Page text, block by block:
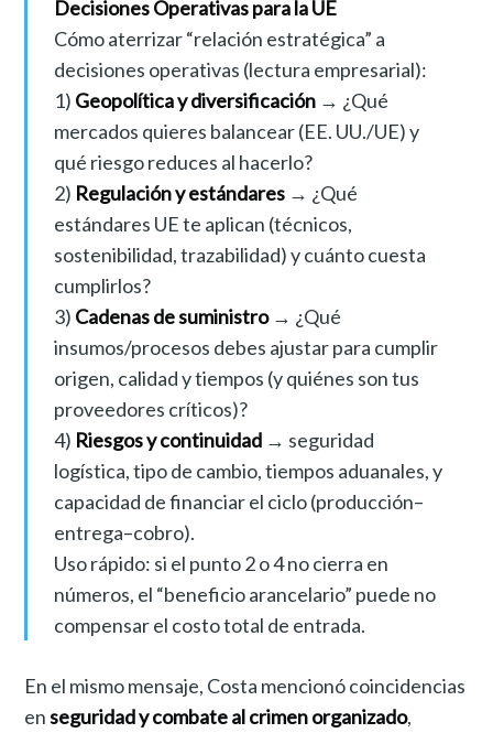
Decisiones Operativas para la UE
Cómo aterrizar “relación estratégica” a
decisiones operativas (lectura empresarial):
1) Geopolítica y diversificación→ ¿Qué
mercados quieres balancear (EE. UU./UE) y
qué riesgo reduces al hacerlo?
2) Regulación y estándares→ ¿Qué
estándares UE te aplican (técnicos,
sostenibilidad, trazabilidad) y cuánto cuesta
cumplirlos?
3) Cadenas de suministro→ ¿Qué
insumos/procesos debes ajustar para cumplir
origen, calidad y tiempos (y quiénes son tus
proveedores críticos)?
4) Riesgos y continuidad→ seguridad
logística, tipo de cambio, tiempos aduanales, y
capacidad de financiar el ciclo (producción–
entrega–cobro).
Uso rápido: si el punto 2 o 4 no cierra en
números, el “beneficio arancelario” puede no
compensar el costo total de entrada.
En el mismo mensaje, Costa mencionó coincidencias
enseguridad y combate al crimen organizado,